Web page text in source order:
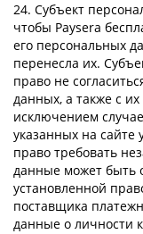
24. Субъект
чтобы Paysera
его персональных
перенесла их.
право не
данных, а также с
исключением
указанных на
право требовать
данные может быть
установленной
поставщика
данные о личности